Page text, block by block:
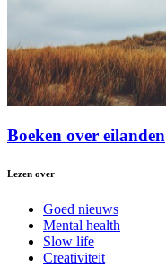
Boeken over eilanden
Lezen over
Goed nieuws
Mental health
Slow life
Creativiteit